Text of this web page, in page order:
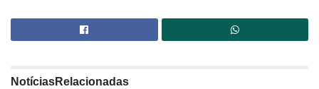
NotíciasRelacionadas